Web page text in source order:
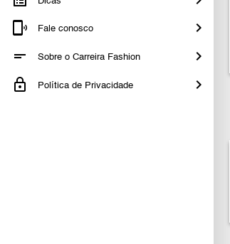
Fale conosco
Sobre o Carreira Fashion
Política de Privacidade